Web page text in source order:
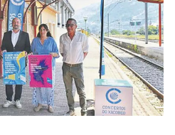
de Once y
"Falling Slowly", a los 56